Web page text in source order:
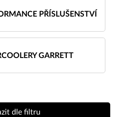
PŘÍSLUŠENSTVÍ
GARRETT
dle filtru